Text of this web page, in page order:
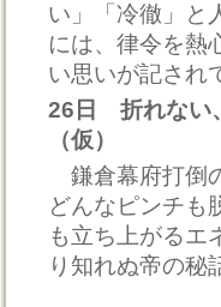
い」「冷徹」と
には、律令を熱
い思いが記され
26日 折れない
（仮）
鎌倉幕府打倒
どんなピンチも
も立ち上がるエ
り知れぬ帝の秘